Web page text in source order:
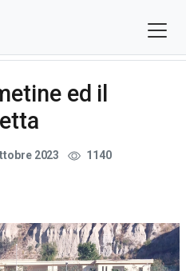
ed il
2023 1140